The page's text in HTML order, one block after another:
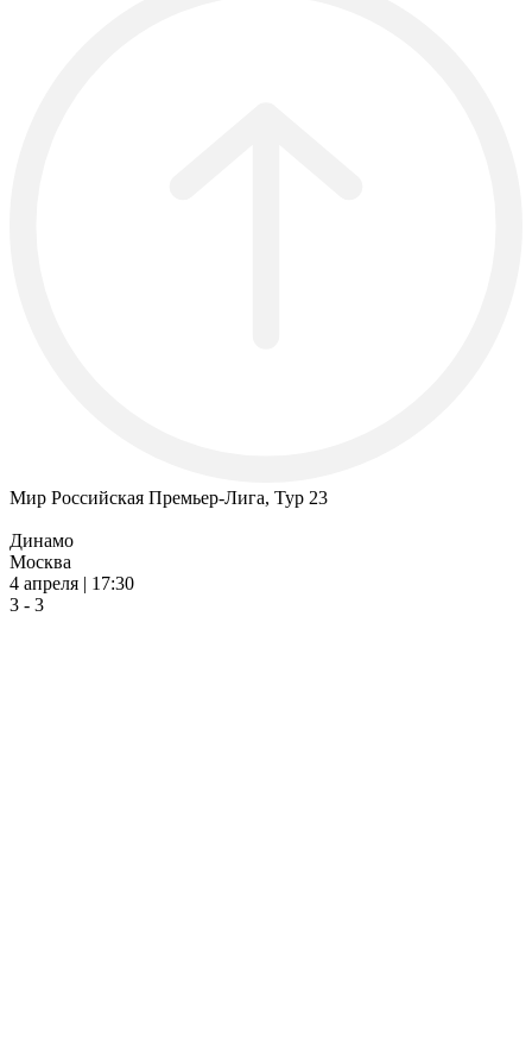
Мир Российская Премьер-Лига, Тур 23
Динамо
Москва
4 апреля | 17:30
3 - 3